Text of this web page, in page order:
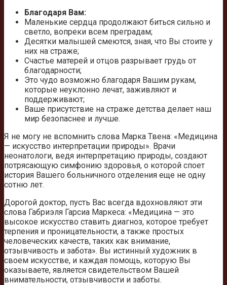
Благодаря Вам:
Маленькие сердца продолжают биться сильно и
светло, вопреки всем преградам;
Десятки малышей смеются, зная, что Вы стоите у
них на страже;
Счастье матерей и отцов разрывает грудь от
благодарности;
Это чудо возможно благодаря Вашим рукам,
которые неуклонно лечат, заживляют и
поддерживают;
Ваше присутствие на страже детства делает наш
мир безопаснее и лучше.
Я не могу не вспомнить слова Марка Твена: «Медицина
— искусство интерпретации природы». Врачи
неонатологи, ведя интерпретацию природы, создают
потрясающую симфонию здоровья, о которой споет
история Вашего больничного отделения еще не одну
сотню лет.
Дорогой доктор, пусть Вас всегда вдохновляют эти
слова Габриэля Гарсиа Маркеса: «Медицина — это
высокое искусство ставить диагноз, которое требует
терпения и проницательности, а также простых
человеческих качеств, таких как внимание,
отзывчивость и забота». Вы истинный художник в
своем искусстве, и каждая помощь, которую Вы
оказываете, является свидетельством Вашей
внимательности, отзывчивости и заботы.